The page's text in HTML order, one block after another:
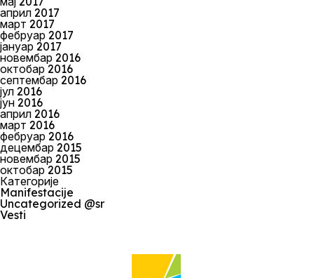
април 2017
март 2017
фебруар 2017
јануар 2017
новембар 2016
октобар 2016
септембар 2016
јул 2016
јун 2016
април 2016
март 2016
фебруар 2016
децембар 2015
новембар 2015
октобар 2015
Категорије
Manifestacije
Uncategorized @sr
Vesti